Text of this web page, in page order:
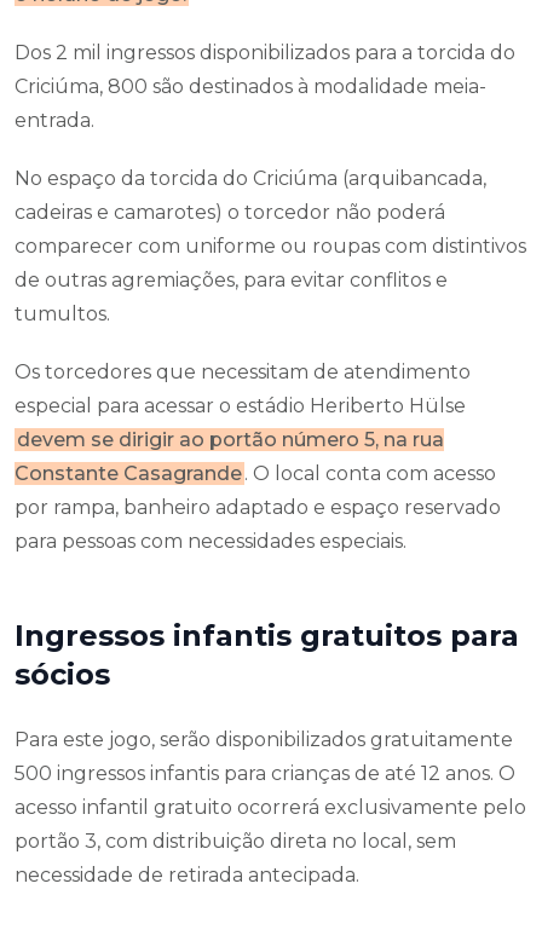
Dos 2 mil ingressos disponibilizados para a torcida do
Criciúma, 800 são destinados à modalidade meia-
entrada.
No espaço da torcida do Criciúma (arquibancada,
cadeiras e camarotes) o torcedor não poderá
comparecer com uniforme ou roupas com distintivos
de outras agremiações, para evitar conflitos e
tumultos.
Os torcedores que necessitam de atendimento
especial para acessar o estádio Heriberto Hülse
devem se dirigir ao portão número 5, na rua
Constante Casagrande. O local conta com acesso
por rampa, banheiro adaptado e espaço reservado
para pessoas com necessidades especiais.
Ingressos infantis gratuitos para
sócios
Para este jogo, serão disponibilizados gratuitamente
500 ingressos infantis para crianças de até 12 anos. O
acesso infantil gratuito ocorrerá exclusivamente pelo
portão 3, com distribuição direta no local, sem
necessidade de retirada antecipada.